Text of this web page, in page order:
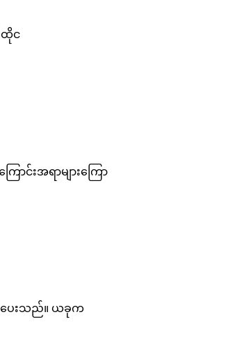
ထိုင
င်းအရာများကြော
က်ပေးသည်။ ယခုက